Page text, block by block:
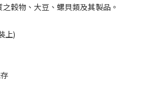
穀物、大豆、螺貝類及其製品。
上)